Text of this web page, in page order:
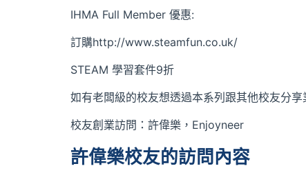
IHMA Full Member 優惠:
訂購http://www.steamfun.co.uk/
STEAM 學習套件9折
如有老闆級的校友想透過本系列跟其他校友分
校友創業訪問：許偉樂，Enjoyneer
許偉樂校友的訪問內容